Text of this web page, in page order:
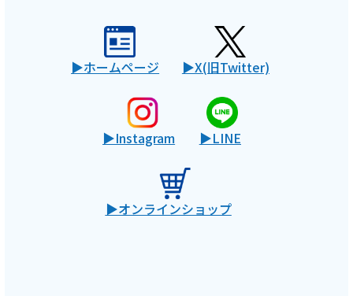
ホームページ X(旧Twitter)
Instagram LINE
オンラインショップ